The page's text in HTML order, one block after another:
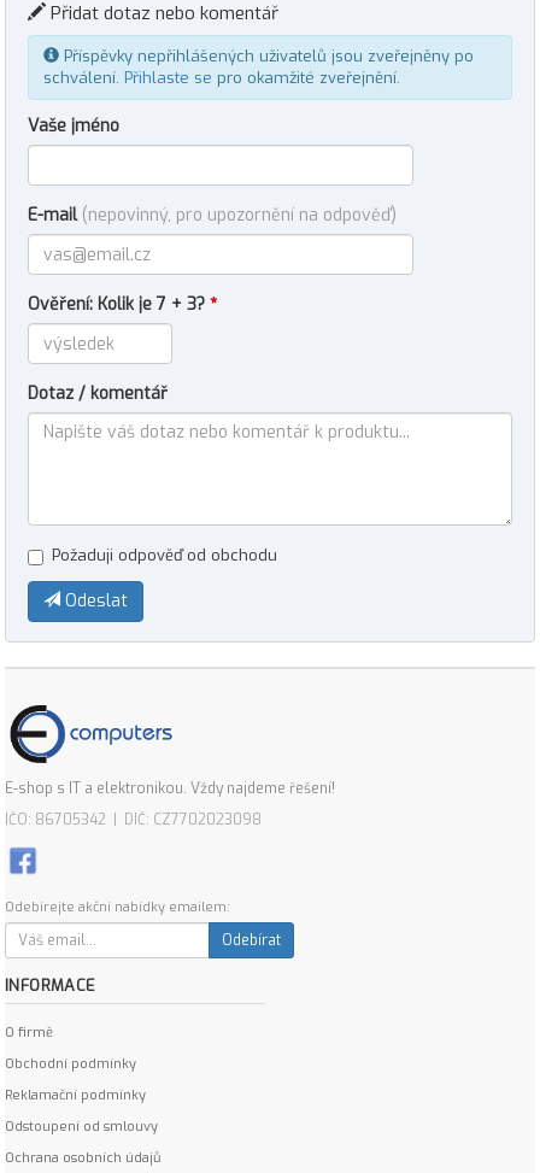
Přidat dotaz nebo komentář
Příspěvky nepřihlášených uživatelů jsou zveřejněny po
schválení. Přihlaste se pro okamžité zveřejnění.
Vaše jméno
E-mail (nepovinný, pro upozornění na odpověď)
Ověření: Kolik je 7 + 3? *
Dotaz / komentář
Požaduji odpověď od obchodu
Odeslat
E-shop s IT a elektronikou. Vždy najdeme řešení!
IČO: 86705342 | DIČ: CZ7702023098
Odebírejte akční nabídky emailem:
Odebírat
INFORMACE
O firmě
Obchodní podmínky
Reklamační podmínky
Odstoupení od smlouvy
Ochrana osobních údajů